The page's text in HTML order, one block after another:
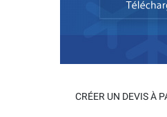
CRÉER UN DEVIS À